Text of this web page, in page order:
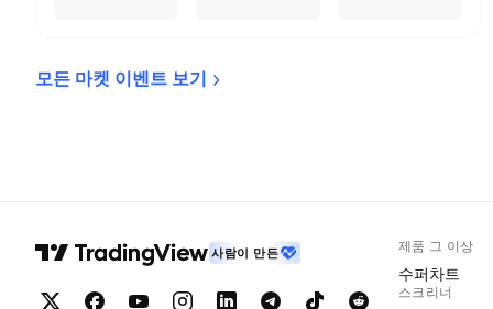
모든 마켓 이벤트 보기
사람이 만든 제품 그 이상
수퍼차트
스크리너